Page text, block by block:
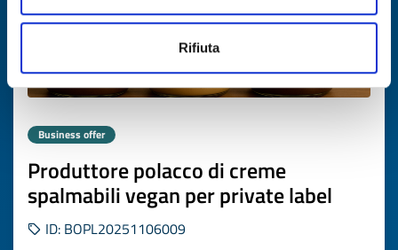
Rifiuta
Business offer
Produttore polacco di creme
spalmabili vegan per private label
ID: BOPL20251106009